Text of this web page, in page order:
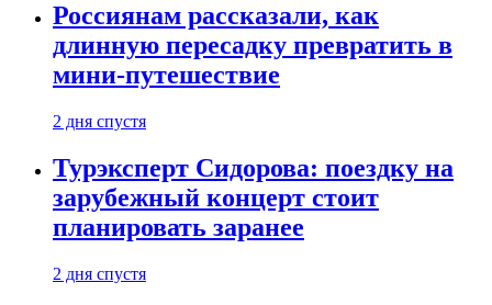
Россиянам рассказали, как
длинную пересадку превратить в
мини-путешествие
2 дня спустя
Турэксперт Сидорова: поездку на
зарубежный концерт стоит
планировать заранее
2 дня спустя